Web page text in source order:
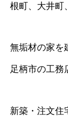
根町、大井町
無垢材の家を
足柄市の工務
新築・注文住